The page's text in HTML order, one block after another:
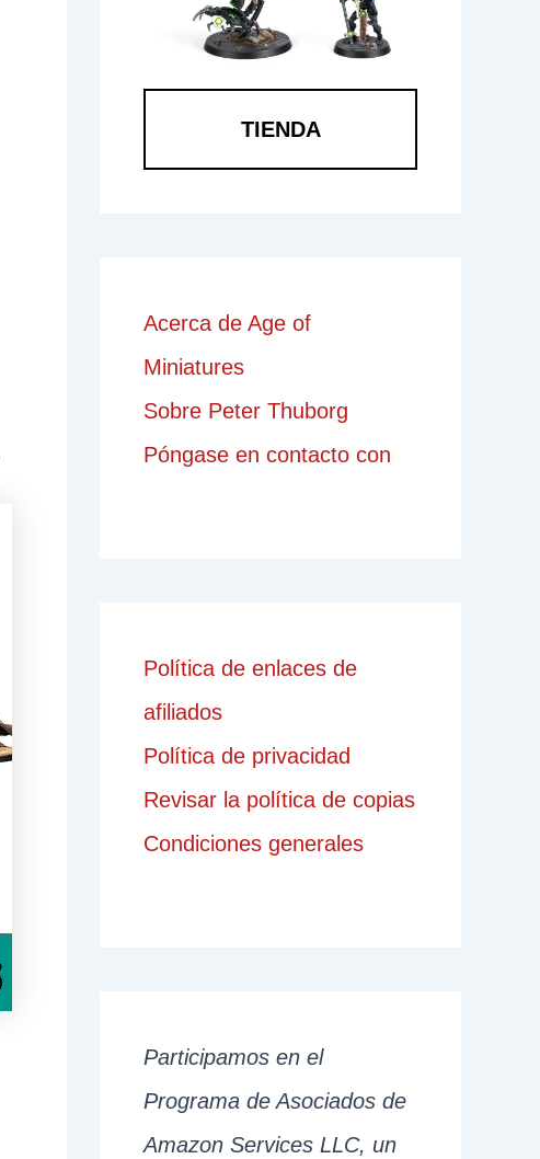
TIENDA
Acerca de Age of
Miniatures
Sobre Peter Thuborg
Póngase en contacto con
Política de enlaces de
afiliados
Política de privacidad
Revisar la política de copias
Condiciones generales
Participamos en el
Programa de Asociados de
Amazon Services LLC, un